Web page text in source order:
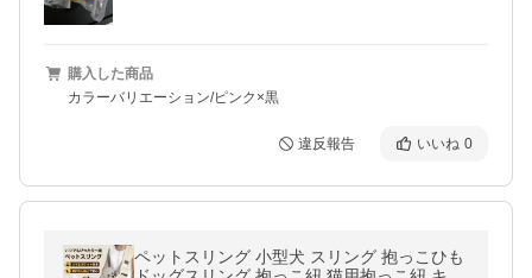
購入した商品
カラーバリエーション/ピンク×黒
違反報告 いいね 0
ペットスリング 小型犬 スリング 抱っこひも